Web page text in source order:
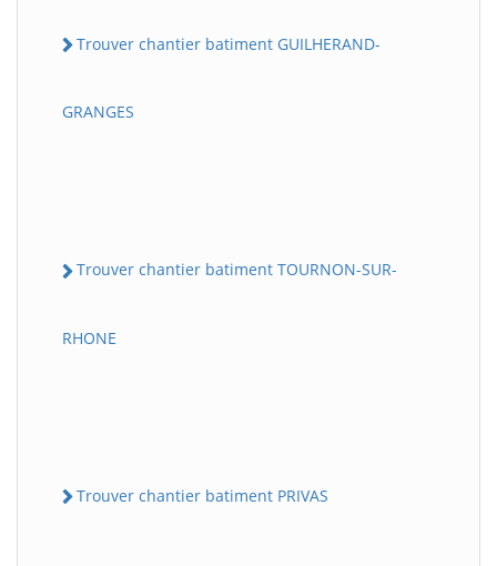
Trouver chantier batiment GUILHERAND-
GRANGES
Trouver chantier batiment TOURNON-SUR-
RHONE
Trouver chantier batiment PRIVAS